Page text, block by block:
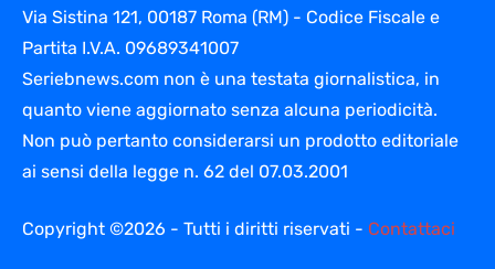
Via Sistina 121, 00187 Roma (RM) - Codice Fiscale e
Partita I.V.A. 09689341007
Seriebnews.com non è una testata giornalistica, in
quanto viene aggiornato senza alcuna periodicità.
Non può pertanto considerarsi un prodotto editoriale
ai sensi della legge n. 62 del 07.03.2001
Copyright ©2026 - Tutti i diritti riservati - Contattaci